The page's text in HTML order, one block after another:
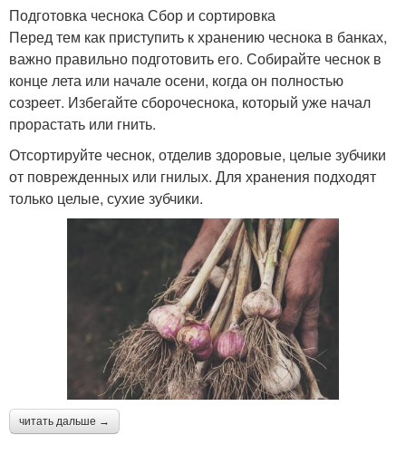
Подготовка чеснока Сбор и сортировка
Перед тем как приступить к хранению чеснока в банках,
важно правильно подготовить его. Собирайте чеснок в
конце лета или начале осени, когда он полностью
созреет. Избегайте сборочеснока, который уже начал
прорастать или гнить.
Отсортируйте чеснок, отделив здоровые, целые зубчики
от поврежденных или гнилых. Для хранения подходят
только целые, сухие зубчики.
читать дальше →